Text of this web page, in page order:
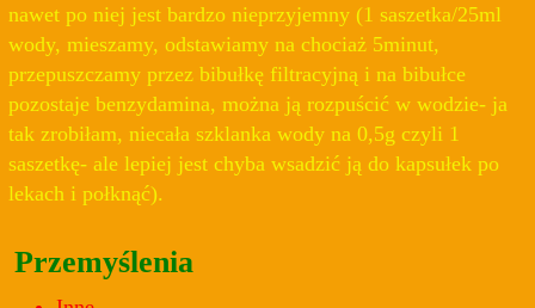
nawet po niej jest bardzo nieprzyjemny (1 saszetka/25ml
wody, mieszamy, odstawiamy na chociaż 5minut,
przepuszczamy przez bibułkę filtracyjną i na bibułce
pozostaje benzydamina, można ją rozpuścić w wodzie- ja
tak zrobiłam, niecała szklanka wody na 0,5g czyli 1
saszetkę- ale lepiej jest chyba wsadzić ją do kapsułek po
lekach i połknąć).
Przemyślenia